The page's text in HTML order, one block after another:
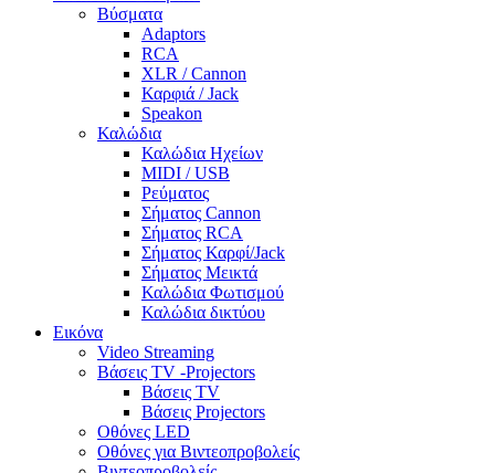
Βύσματα
Adaptors
RCA
XLR / Cannon
Καρφιά / Jack
Speakon
Καλώδια
Καλώδια Ηχείων
MIDI / USB
Ρεύματος
Σήματος Cannon
Σήματος RCA
Σήματος Καρφί/Jack
Σήματος Μεικτά
Καλώδια Φωτισμού
Καλώδια δικτύου
Εικόνα
Video Streaming
Βάσεις TV -Projectors
Βάσεις TV
Βάσεις Projectors
Οθόνες LED
Οθόνες για Βιντεοπροβολείς